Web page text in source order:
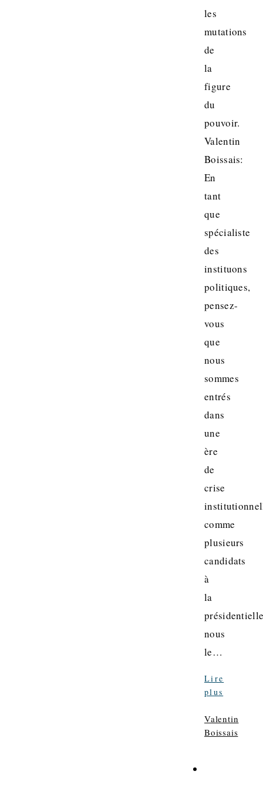
les
mutations
de
la
figure
du
pouvoir.
Valentin
Boissais:
En
tant
que
spécialiste
des
instituons
politiques,
pensez-
vous
que
nous
sommes
entrés
dans
une
ère
de
crise
comme
plusieurs
candidats
à
la
nous
le…
Lire
plus
Valentin
Boissais